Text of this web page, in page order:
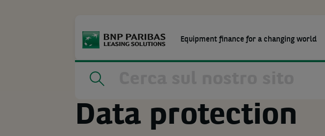
content
Equipment finance for a changing world
SETTORI
Green technology
ICT
Wholesale
Sostenibilità
Codice di Condotta
Home |Data protection
Data protection